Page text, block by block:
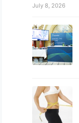
July 8, 2026